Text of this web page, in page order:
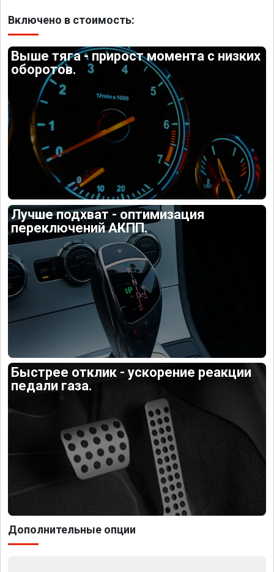
Включено в стоимость:
Выше тяга - прирост момента с низких
оборотов.
Лучше подхват - оптимизация
переключений АКПП.
Быстрее отклик - ускорение реакции
педали газа.
Дополнительные опции